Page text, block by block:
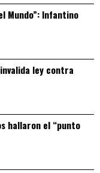
Mundo”: Infantino
ley contra
hallaron el “punto